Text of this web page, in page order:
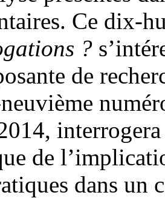
Ce dix-
?
de
de
dans un